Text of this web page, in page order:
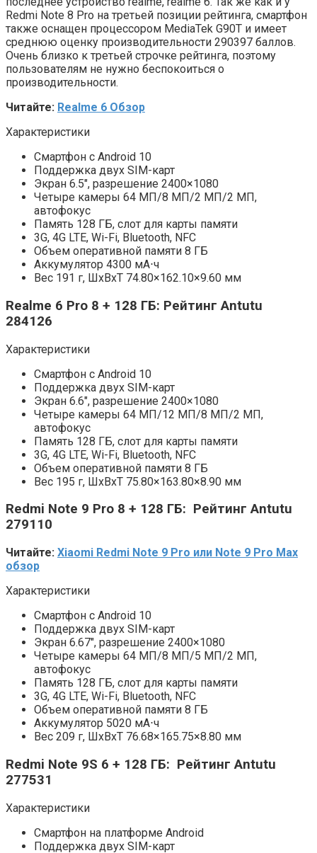
Redmi Note 8 Pro на третьей позиции рейтинга, смартфон
также оснащен процессором MediaTek G90T и имеет
среднюю оценку производительности 290397 баллов.
Очень близко к третьей строчке рейтинга, поэтому
пользователям не нужно беспокоиться о
производительности.
Читайте: Realme 6 Обзор
Характеристики
Смартфон с Android 10
Поддержка двух SIM-карт
Экран 6.5″, разрешение 2400×1080
Четыре камеры 64 МП/8 МП/2 МП/2 МП,
автофокус
Память 128 ГБ, слот для карты памяти
3G, 4G LTE, Wi-Fi, Bluetooth, NFC
Объем оперативной памяти 8 ГБ
Аккумулятор 4300 мА⋅ч
Вес 191 г, ШxВxТ 74.80×162.10×9.60 мм
Realme 6 Pro 8 + 128 ГБ: Рейтинг Antutu
284126
Характеристики
Смартфон с Android 10
Поддержка двух SIM-карт
Экран 6.6″, разрешение 2400×1080
Четыре камеры 64 МП/12 МП/8 МП/2 МП,
автофокус
Память 128 ГБ, слот для карты памяти
3G, 4G LTE, Wi-Fi, Bluetooth, NFC
Объем оперативной памяти 8 ГБ
Вес 195 г, ШxВxТ 75.80×163.80×8.90 мм
Redmi Note 9 Pro 8 + 128 ГБ: Рейтинг Antutu
279110
Читайте: Xiaomi Redmi Note 9 Pro или Note 9 Pro Max
обзор
Характеристики
Смартфон с Android 10
Поддержка двух SIM-карт
Экран 6.67″, разрешение 2400×1080
Четыре камеры 64 МП/8 МП/5 МП/2 МП,
автофокус
Память 128 ГБ, слот для карты памяти
3G, 4G LTE, Wi-Fi, Bluetooth, NFC
Объем оперативной памяти 8 ГБ
Аккумулятор 5020 мА⋅ч
Вес 209 г, ШxВxТ 76.68×165.75×8.80 мм
Redmi Note 9S 6 + 128 ГБ: Рейтинг Antutu
277531
Характеристики
Смартфон на платформе Android
Поддержка двух SIM-карт